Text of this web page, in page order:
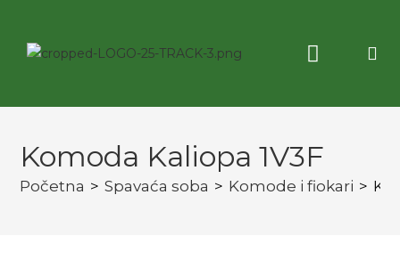
Komoda Kaliopa 1V3F
Početna > Spavaća soba > Komode i fiokari >